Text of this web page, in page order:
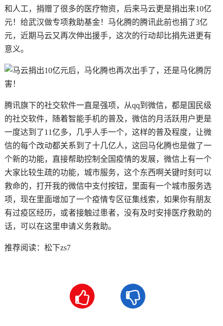
和人工，捐赠了很多的医疗物资，后来马云更是捐出来10亿
元！给武汉做专项救助基金！马化腾的腾讯此前也捐了3亿
元，近期马云又再次伸出援手，这次的行动却比捐先进更有
意义。
腾讯旗下的社交软件一直是强项，从qq到微信，都是国民级
的社交软件，随着智能手机的普及，微信的月活跃用户更是
一度达到了11亿多，几乎人手一个，这样的普及程度，让微
信的每个改动都关系到了十几亿人，这回马化腾也是做了一
个新的功能，直接帮助控制全国疫情的发展，微信上有一个
大家比较生疏的功能，城市服务，这个东西啊关键时刻可以
救命的，打开我的微信中支付按钮，里面有一个城市服务选
项，现在里面增加了一个疫情专区征集线索，如果你有朋友
有过疫区经历，或者接触过患者，没有及时安排医疗救助的
话，可以在这里申请义务救助。
推荐阅读： 松下zs7
 